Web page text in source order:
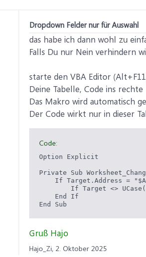
Dropdown Felder nur für Auswahl
das habe ich dann wohl zu
Falls Du nur Nein verhindern
starte den VBA Editor
Deine Tabelle, Code ins
Das Makro wird automatisch
Der Code wirkt nur in dieser
Code:
Option Explicit
Private Sub
If Target.Address =
If Target <>
    End If
Gruß Hajo
Hajo_Zi, 2. Oktober 2025